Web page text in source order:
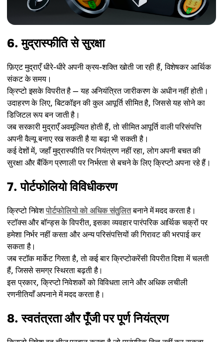
6. मुद्रास्फीति से सुरक्षा
फ़िएट मुद्राएँ धीरे-धीरे अपनी क्रय-शक्ति खोती जा रही हैं, विशेषकर आर्थिक
संकट के समय।
क्रिप्टो इसके विपरीत है — यह अनियंत्रित जारीकरण के अधीन नहीं होती।
उदाहरण के लिए, बिटकॉइन की कुल आपूर्ति सीमित है, जिससे यह सोने का
डिजिटल रूप बन जाती है।
जब सरकारी मुद्राएँ अवमूल्यित होती हैं, तो सीमित आपूर्ति वाली परिसंपत्ति
अपनी वैल्यू बनाए रख सकती है या बढ़ा भी सकती है।
कई देशों में, जहाँ मुद्रास्फीति पर नियंत्रण नहीं रहा, लोग अपनी बचत की
सुरक्षा और बैंकिंग प्रणाली पर निर्भरता से बचने के लिए क्रिप्टो अपना रहे हैं।
7. पोर्टफोलियो विविधीकरण
क्रिप्टो निवेशपोर्टफोलियो को अधिक संतुलितबनाने में मदद करता है।
स्टॉक्स और बॉन्ड्स के विपरीत, इसका व्यवहार पारंपरिक आर्थिक चक्रों पर
हमेशा निर्भर नहीं करता और अन्य परिसंपत्तियों की गिरावट की भरपाई कर
सकता है।
जब स्टॉक मार्केट गिरता है, तो कई बार क्रिप्टोकरेंसी विपरीत दिशा में चलती
हैं, जिससे समग्र स्थिरता बढ़ती है।
इस प्रकार, क्रिप्टो निवेशकों को विविधता लाने और अधिक लचीली
रणनीतियाँ अपनाने में मदद करता है।
8. स्वतंत्रता और पूँजी पर पूर्ण नियंत्रण